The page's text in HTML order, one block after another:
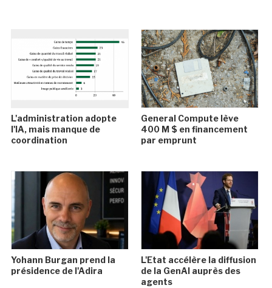
L'administration adopte
l'IA, mais manque de
coordination
General Compute lève
400 M $ en financement
par emprunt
Yohann Burgan prend la
présidence de l'Adira
L'Etat accélère la diffusion
de la GenAI auprès des
agents